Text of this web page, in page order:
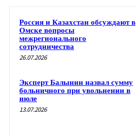
Россия и Казахстан обсуждают в
Омске вопросы
межрегионального
сотрудничества
26.07.2026
Эксперт Балынин назвал сумму
больничного при увольнении в
июле
13.07.2026